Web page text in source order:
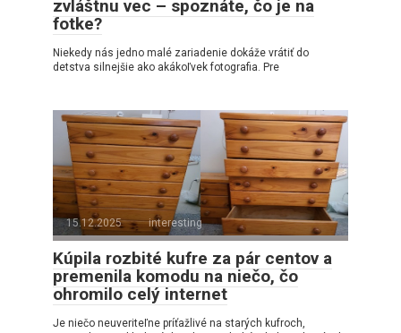
zvláštnu vec – spoznáte, čo je na
fotke?
Niekedy nás jedno malé zariadenie dokáže vrátiť do
detstva silnejšie ako akákoľvek fotografia. Pre
15.12.2025 interesting
Kúpila rozbité kufre za pár centov a
premenila komodu na niečo, čo
ohromilo celý internet
Je niečo neuveriteľne príťažlivé na starých kufroch,